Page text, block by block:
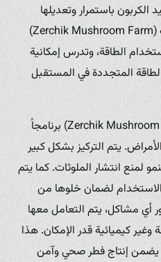
الكربون باستمرار وتعديلها
تلقائياً. تسعى مزرعة فطر زرشيك (Zerchik Mushroom Farm)
الطاقة، وتدرس إمكانية
المتجددة في المستقبل
تطبق مزرعة فطر زرشيك (Zerchik Mushroom Farm) برنامجاً
يتم التركيز بشكل كبير
لمنع انتشار الملوثات. كما يتم
لضمان خلوها من
أي مشاكل، يتم التعامل معها
كيميائية قدر الإمكان. هذا
يضمن إنتاج فطر صحي وآمن